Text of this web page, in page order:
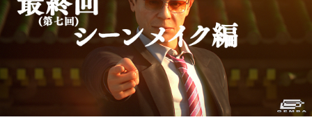
Flow Production Tracking（旧ShotGrid）
Flow Studio